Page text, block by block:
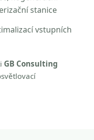
stanice
vstupních
GB Consulting